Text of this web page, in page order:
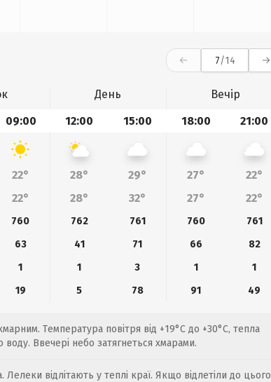
7/14
День
Вечір
09:00 12:00 15:00 18:00 21:00
22° 28° 29° 27°
22°
22° 28° 32° 27° 22°
760 762 761 760
761
63 41 71 66
82
1 1 3 1
1
19 5 78 91 49
Температура повітря від +19°C до +30°C, тепла
воду. Ввечері небо затягнеться хмарами.
Лелеки відлітають у теплі краї. Якщо відлетіли до цього